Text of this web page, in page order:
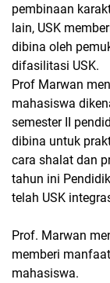
pembinaan
lain, USK
dibina oleh
difasilitasi USK.
Prof Marwan
mahasiswa
semester II
dibina untuk
cara shalat dan
tahun ini
telah USK
Prof. Marwan
memberi
mahasiswa.